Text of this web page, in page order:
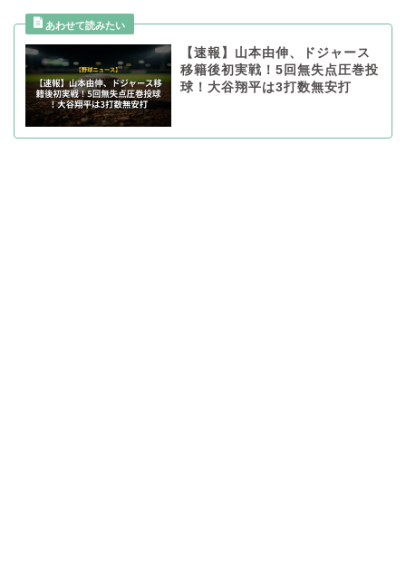
【速報】山本由伸、ドジャース
移籍後初実戦！5回無失点圧巻投
球！大谷翔平は3打数無安打